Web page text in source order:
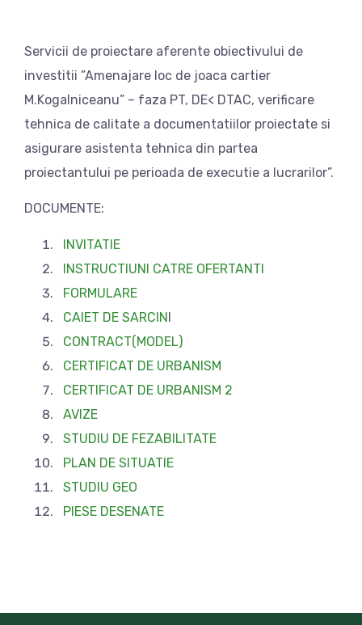
Servicii de proiectare aferente obiectivului de
investitii ”Amenajare loc de joaca cartier
M.Kogalniceanu” – faza PT, DE< DTAC, verificare
tehnica de calitate a documentatiilor proiectate si
asigurare asistenta tehnica din partea
proiectantului pe perioada de executie a lucrarilor”.
DOCUMENTE:
INVITATIE
INSTRUCTIUNI CATRE OFERTANTI
FORMULARE
CAIET DE SARCINI
CONTRACT(MODEL)
CERTIFICAT DE URBANISM
CERTIFICAT DE URBANISM 2
AVIZE
STUDIU DE FEZABILITATE
PLAN DE SITUATIE
STUDIU GEO
PIESE DESENATE